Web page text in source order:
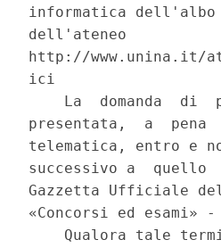
informatica
dell'ateneo
http://www.unina.it/
ici
La  domanda  di
presentata,  a  pena
telematica, entro e
successivo a
Gazzetta Ufficiale
«Concorsi ed
Qualora tale